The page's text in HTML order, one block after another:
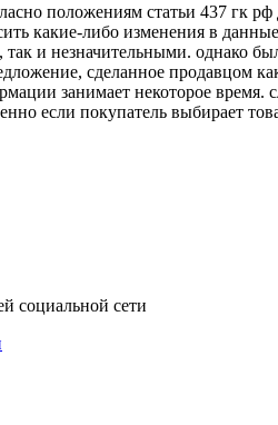
положениям статьи 437 гк
какие-либо изменения в
и незначительными. однако
сделанное продавцом
занимает некоторое время.
если покупатель выбирает
социальной сети